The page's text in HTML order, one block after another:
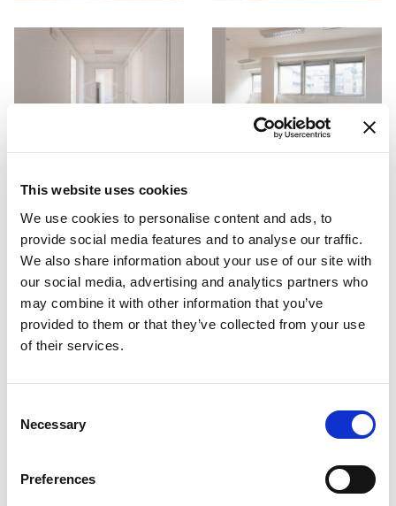
This website uses cookies
We use cookies to personalise content and ads, to
provide social media features and to analyse our traffic.
We also share information about your use of our site with
our social media, advertising and analytics partners who
may combine it with other information that you’ve
provided to them or that they’ve collected from your use
of their services.
Selection
Necessary
Preferences